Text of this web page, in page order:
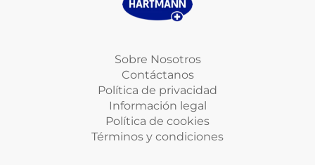
Sobre Nosotros
Contáctanos
Política de privacidad
Información legal
Política de cookies
Términos y condiciones